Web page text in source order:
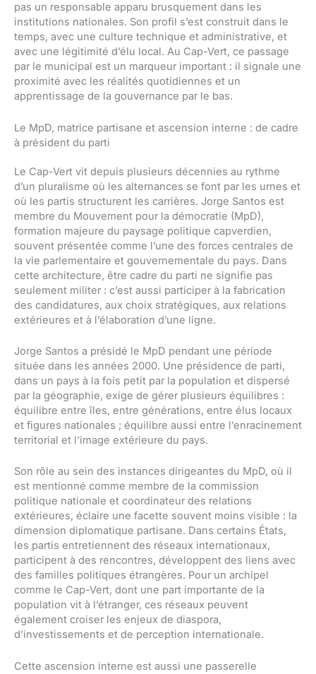
pas un responsable apparu brusquement dans les
institutions nationales. Son profil s’est construit dans le
temps, avec une culture technique et administrative, et
avec une légitimité d’élu local. Au Cap-Vert, ce passage
par le municipal est un marqueur important : il signale une
proximité avec les réalités quotidiennes et un
apprentissage de la gouvernance par le bas.
Le MpD, matrice partisane et ascension interne : de cadre
à président du parti
Le Cap-Vert vit depuis plusieurs décennies au rythme
d’un pluralisme où les alternances se font par les urnes et
où les partis structurent les carrières. Jorge Santos est
membre du Mouvement pour la démocratie (MpD),
formation majeure du paysage politique capverdien,
souvent présentée comme l’une des forces centrales de
la vie parlementaire et gouvernementale du pays. Dans
cette architecture, être cadre du parti ne signifie pas
seulement militer : c’est aussi participer à la fabrication
des candidatures, aux choix stratégiques, aux relations
extérieures et à l’élaboration d’une ligne.
Jorge Santos a présidé le MpD pendant une période
située dans les années 2000. Une présidence de parti,
dans un pays à la fois petit par la population et dispersé
par la géographie, exige de gérer plusieurs équilibres :
équilibre entre îles, entre générations, entre élus locaux
et figures nationales ; équilibre aussi entre l’enracinement
territorial et l’image extérieure du pays.
Son rôle au sein des instances dirigeantes du MpD, où il
est mentionné comme membre de la commission
politique nationale et coordinateur des relations
extérieures, éclaire une facette souvent moins visible : la
dimension diplomatique partisane. Dans certains États,
les partis entretiennent des réseaux internationaux,
participent à des rencontres, développent des liens avec
des familles politiques étrangères. Pour un archipel
comme le Cap-Vert, dont une part importante de la
population vit à l’étranger, ces réseaux peuvent
également croiser les enjeux de diaspora,
d’investissements et de perception internationale.
Cette ascension interne est aussi une passerelle